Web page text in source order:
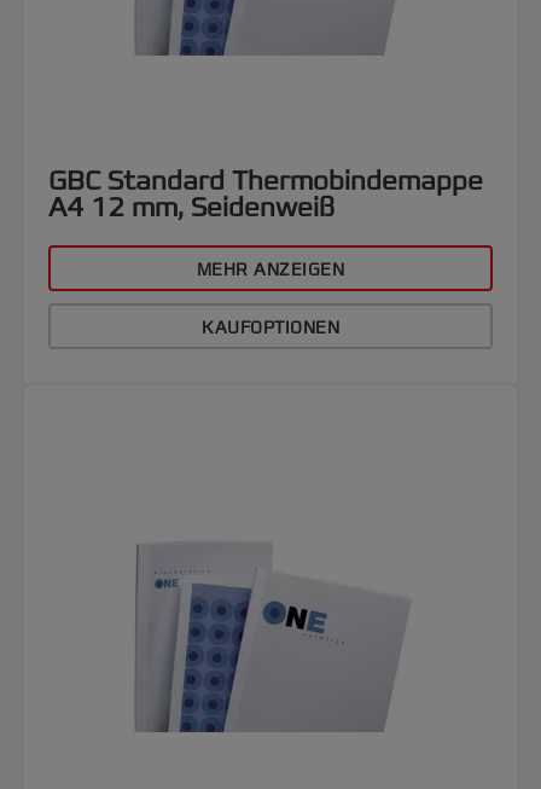
GBC Standard Thermobindemappe
A4 12 mm, Seidenweiß
MEHR ANZEIGEN
KAUFOPTIONEN